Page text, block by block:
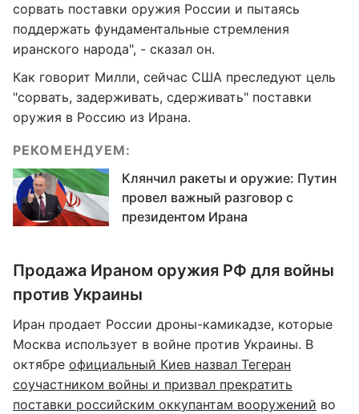
сорвать поставки оружия России и пытаясь
поддержать фундаментальные стремления
иранского народа", - сказал он.
Как говорит Милли, сейчас США преследуют цель
"сорвать, задерживать, сдерживать" поставки
оружия в Россию из Ирана.
РЕКОМЕНДУЕМ:
Клянчил ракеты и оружие: Путин
провел важный разговор с
президентом Ирана
Продажа Ираном оружия РФ для войны
против Украины
Иран продает России дроны-камикадзе, которые
Москва использует в войне против Украины. В
октябре официальный Киев назвал Тегеран
соучастником войны и призвал прекратить
поставки российским оккупантам вооружений во